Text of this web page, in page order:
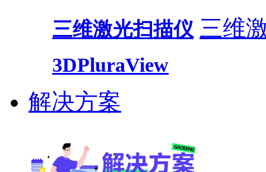
三维激光扫描仪 三维
3DPluraView
解决方案